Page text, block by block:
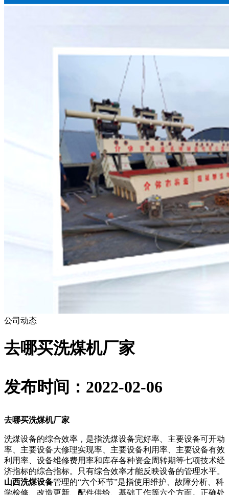
公司动态
去哪买洗煤机厂家
发布时间：2022-02-06
去哪买洗煤机厂家
洗煤设备的综合效率，是指洗煤设备完好率、主要设备可开动
率、主要设备大修理实现率、主要设备利用率、主要设备有效
利用率、设备维修费用率和库存各种资金周转期等七项技术经
济指标的综合指标。只有综合效率才能反映设备的管理水平。
山西洗煤设备管理的“六个环节”是指使用维护、故障分析、科
学检修、改造更新、配件供给、基础工作等六个方面。正确处